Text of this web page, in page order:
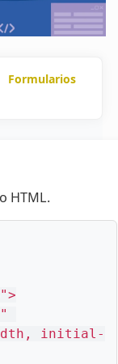
Formularios
HTML.
initial-